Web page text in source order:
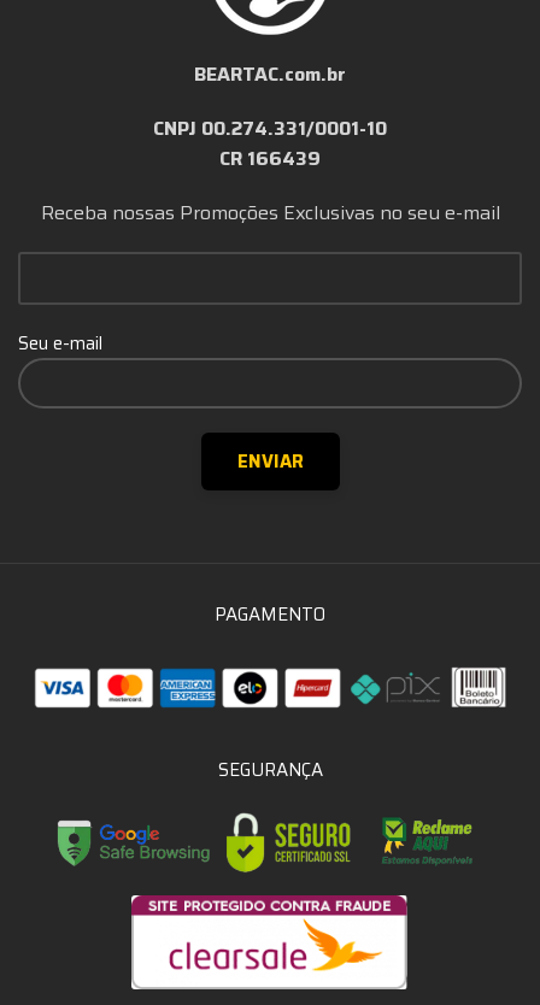
BEARTAC.com.br
CNPJ 00.274.331/0001-10
CR 166439
Receba nossas Promoções Exclusivas no seu e-mail
Seu e-mail
PAGAMENTO
SEGURANÇA